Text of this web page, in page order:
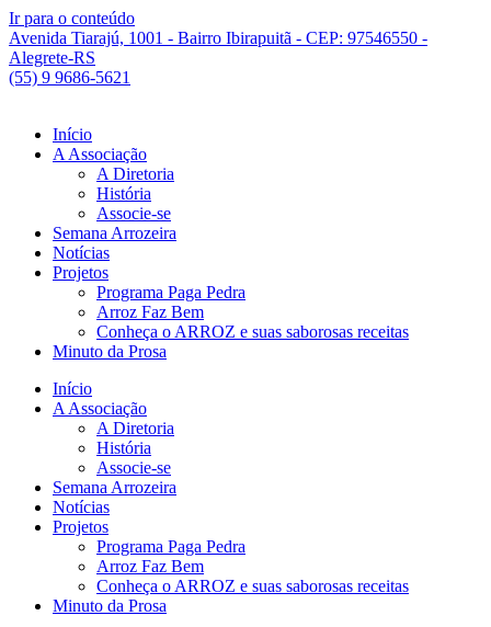
Ir para o conteúdo
Avenida Tiarajú, 1001 - Bairro Ibirapuitã - CEP: 97546550 -
Alegrete-RS
(55) 9 9686-5621
Início
A Associação
A Diretoria
História
Associe-se
Semana Arrozeira
Notícias
Projetos
Programa Paga Pedra
Arroz Faz Bem
Conheça o ARROZ e suas saborosas receitas
Minuto da Prosa
Início
A Associação
A Diretoria
História
Associe-se
Semana Arrozeira
Notícias
Projetos
Programa Paga Pedra
Arroz Faz Bem
Conheça o ARROZ e suas saborosas receitas
Minuto da Prosa